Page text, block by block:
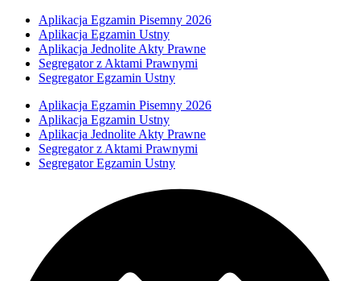
Aplikacja Egzamin Pisemny 2026
Aplikacja Egzamin Ustny
Aplikacja Jednolite Akty Prawne
Segregator z Aktami Prawnymi
Segregator Egzamin Ustny
Aplikacja Egzamin Pisemny 2026
Aplikacja Egzamin Ustny
Aplikacja Jednolite Akty Prawne
Segregator z Aktami Prawnymi
Segregator Egzamin Ustny